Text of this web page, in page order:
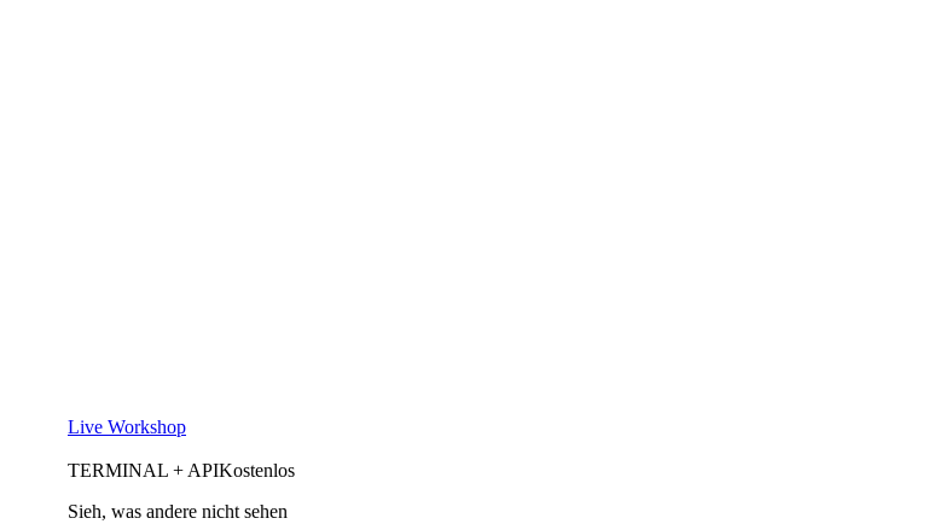
Live Workshop
TERMINAL + APIKostenlos
Sieh, was andere nicht sehen